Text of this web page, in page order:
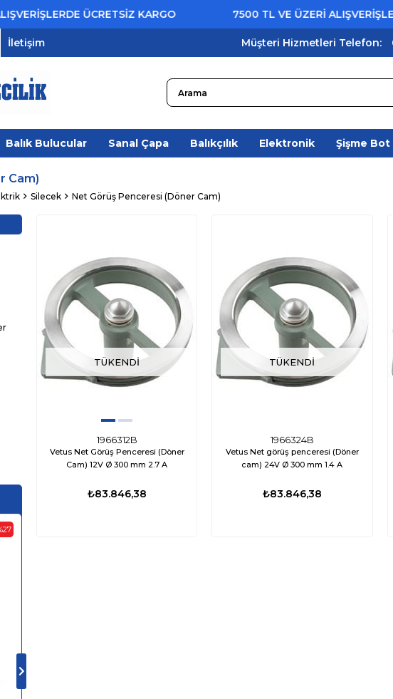
ÜCRETSİZ KARGO 7500 TL VE ÜZERİ
İletişim Müşteri Hizmetleri Telefon:
Balık Bulucular Sanal Çapa Balıkçılık Elektronik Şişme Bot
Cam)
Silecek Net Görüş Penceresi (Döner Cam)
TÜKENDI
1966312B
Vetus Net Görüş Penceresi (Döner
Cam) 12V Ø 300 mm 2.7 A
₺83.846,38
TÜKENDI
1966324B
Vetus Net görüş penceresi (Döner
cam) 24V Ø 300 mm 1.4 A
₺83.846,38